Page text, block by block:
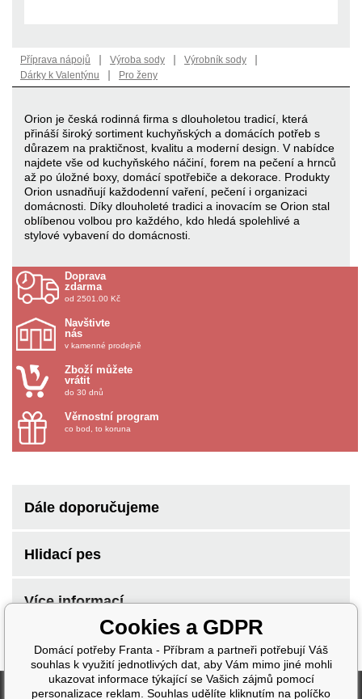
Příprava nápojů | Výroba sody | Výrobník sody |
Dárky k Valentýnu | Pro ženy
Orion je česká rodinná firma s dlouholetou tradicí, která
přináší široký sortiment kuchyňských a domácích potřeb s
důrazem na praktičnost, kvalitu a moderní design. V nabídce
najdete vše od kuchyňského náčiní, forem na pečení a hrnců
až po úložné boxy, domácí spotřebiče a dekorace. Produkty
Orion usnadňují každodenní vaření, pečení i organizaci
domácnosti. Díky dlouholeté tradici a inovacím se Orion stal
oblíbenou volbou pro každého, kdo hledá spolehlivé a
stylové vybavení do domácnosti.
Doprava
zdarma
od 2501.00 Kč
Navštivte
nás
v kamenné prodejně
Zboží můžete
vrátit
do 30 dnů
Věrnostní program
co bod, to koruna
Dále doporučujeme
Hlidací pes
Více informací
Fakturační údaje
Cookies a GDPR
Domácí potřeby Franta - Příbram a partneři potřebují Váš
souhlas k využití jednotlivých dat, aby Vám mimo jiné mohli
ukazovat informace týkající se Vašich zájmů pomocí
personalizace reklam. Souhlas udělíte kliknutím na políčko